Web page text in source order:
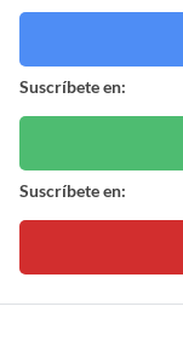
Suscríbete en:
Suscríbete en: